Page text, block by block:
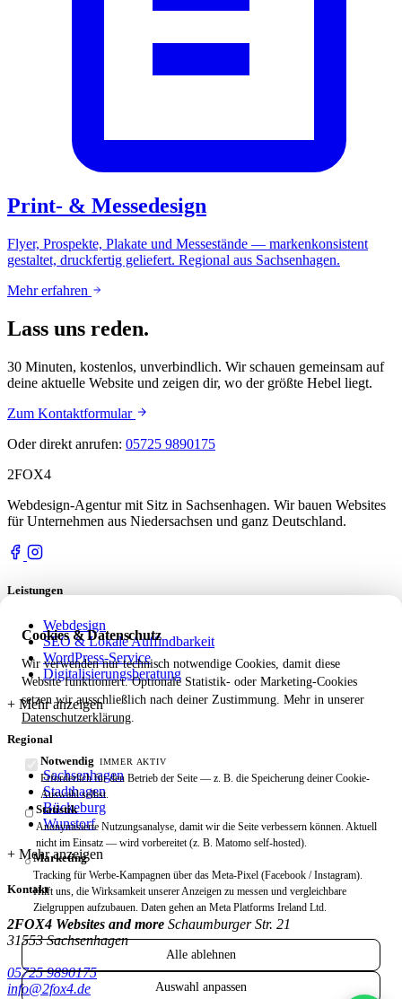
Print- & Messedesign
Flyer, Prospekte, Plakate und Messestände — markenkonsistent
gestaltet, druckfertig geliefert. Regional aus Sachsenhagen.
Mehr erfahren
Lass uns reden.
30 Minuten, kostenlos, unverbindlich. Wir schauen gemeinsam auf
deine aktuelle Website und zeigen dir, wo der größte Hebel liegt.
Zum Kontaktformular
Oder direkt anrufen: 05725 9890175
2FOX4
Webdesign-Agentur mit Sitz in Sachsenhagen. Wir bauen Websites
für Unternehmen aus Niedersachsen und ganz Deutschland.
Leistungen
Webdesign
SEO & Lokale Auffindbarkeit
WordPress-Service
Digitalisierungsberatung
Regional
Sachsenhagen
Stadthagen
Bückeburg
Wunstorf
Kontakt
2FOX4 Websites and more Schaumburger Str. 21
31553 Sachsenhagen
05725 9890175
info@2fox4.de
Cookies & Datenschutz
Wir verwenden nur technisch notwendige Cookies, damit diese
Website funktioniert. Optionale Statistik- oder Marketing-Cookies
setzen wir ausschließlich nach deiner Zustimmung. Mehr in unserer
Datenschutzerklärung.
Notwendig IMMER AKTIV
Erforderlich für den Betrieb der Seite — z. B. die Speicherung deiner Cookie-
Auswahl selbst.
Statistik
Anonymisierte Nutzungsanalyse, damit wir die Seite verbessern können. Aktuell
nicht im Einsatz — wird vorbereitet (z. B. Matomo self-hosted).
Marketing
Tracking für Werbe-Kampagnen über das Meta-Pixel (Facebook / Instagram).
Hilft uns, die Wirksamkeit unserer Anzeigen zu messen und vergleichbare
Zielgruppen aufzubauen. Daten gehen an Meta Platforms Ireland Ltd.
Alle ablehnen
Auswahl anpassen